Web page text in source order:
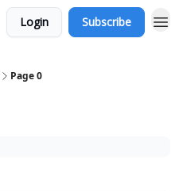
Login Subscribe
Page 0